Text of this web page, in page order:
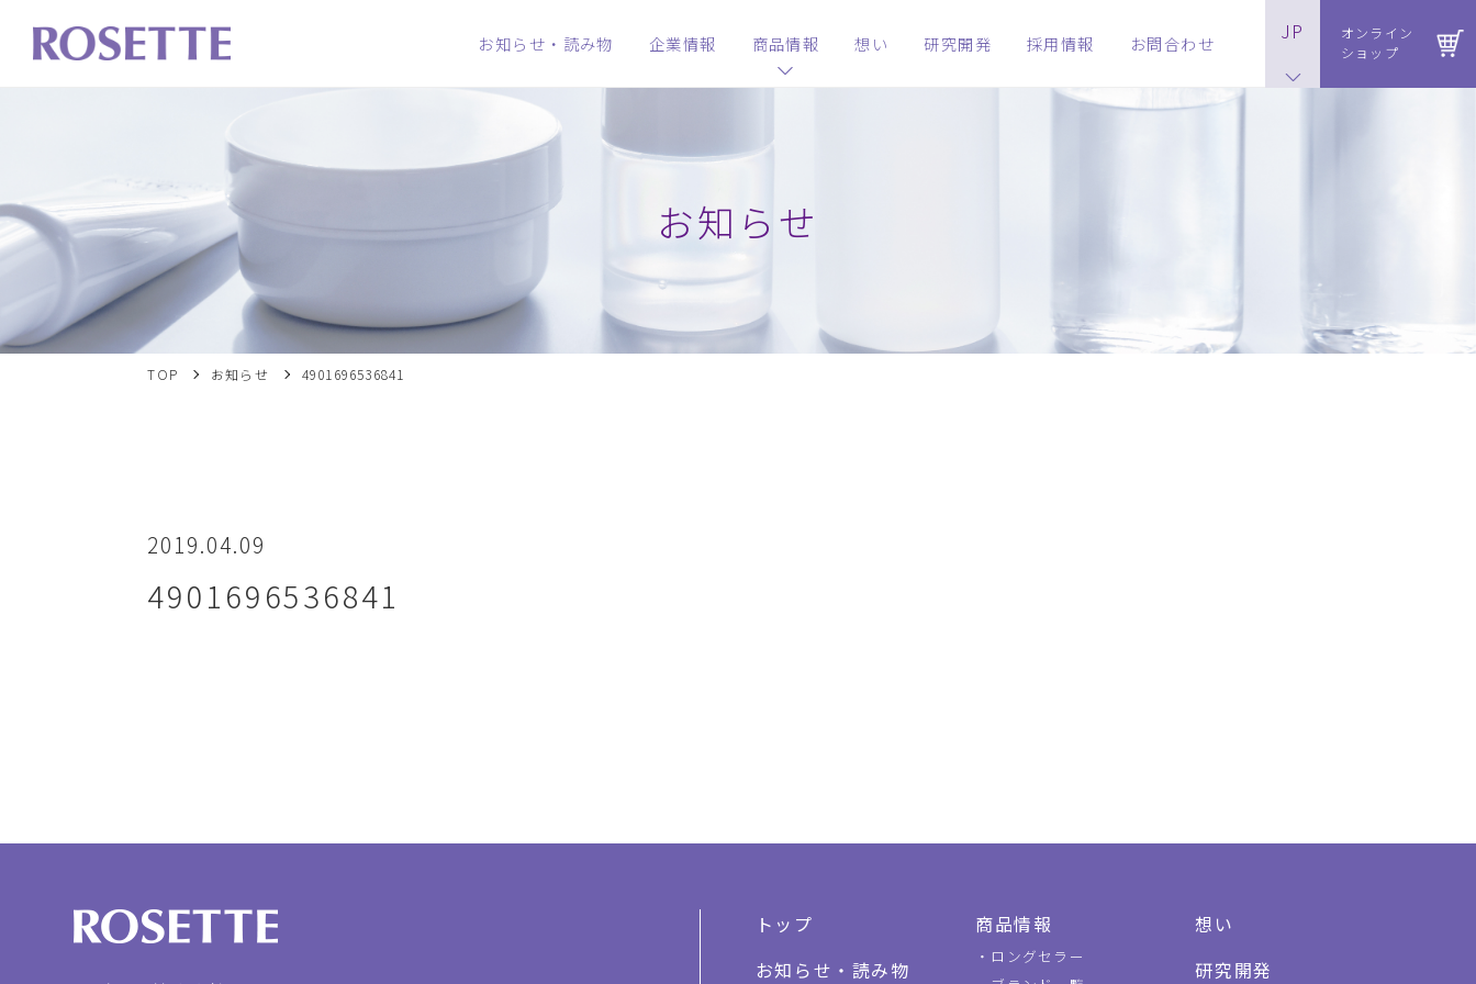
お知らせ・読み物 企業情報 商品情報 想い 研究開発 採用情報 お問合わせ JP
オンライン
ショップ
お知らせ
TOP お知らせ 4901696536841
2019.04.09
4901696536841
トップ
お知らせ・読み物
商品情報
ロングセラー
想い
研究開発